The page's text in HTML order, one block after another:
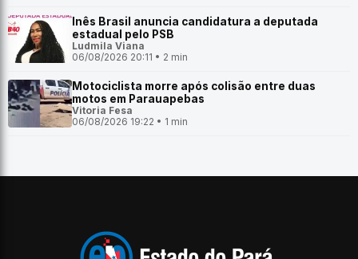
Inês Brasil anuncia candidatura a deputada
estadual pelo PSB
Ludmila Viana
06/08/2026 20:11 • 2 min
Motociclista morre após colisão entre duas
motos em Parauapebas
Vitoria Fesa
06/08/2026 19:22 • 1 min